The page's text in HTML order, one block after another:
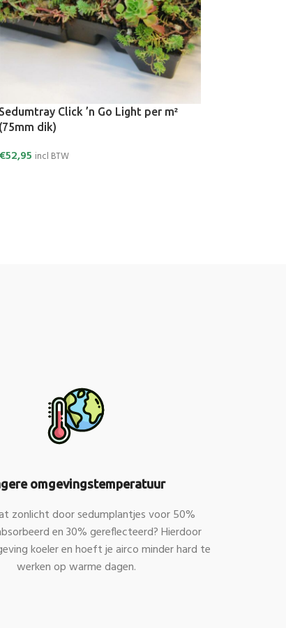
Sedumtray Click ’n Go Light per m²
(75mm dik)
€52,95 incl BTW
omgevingstemperatuur
zonlicht door sedumplantjes voor 50%
en 30% gereflecteerd? Hierdoor
koeler en hoeft je airco minder hard te
werken op warme dagen.